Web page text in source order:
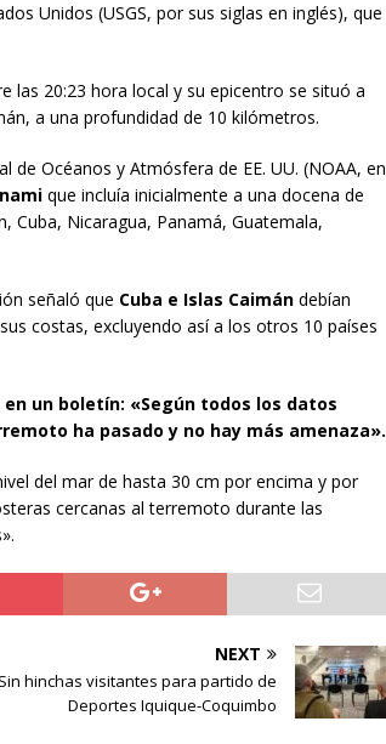
Unidos (USGS, por sus siglas en inglés), que
las 20:23 hora local y su epicentro se situó a
a una profundidad de 10 kilómetros.
Océanos y Atmósfera de EE. UU. (NOAA, en
que incluía inicialmente a una docena de
Cuba, Nicaragua, Panamá, Guatemala,
señaló que Cuba e Islas Caimán debían
costas, excluyendo así a los otros 10 países
un boletín: «Según todos los datos
ha pasado y no hay más amenaza».
del mar de hasta 30 cm por encima y por
cercanas al terremoto durante las
NEXT
Sin hinchas visitantes para partido de
Deportes Iquique-Coquimbo